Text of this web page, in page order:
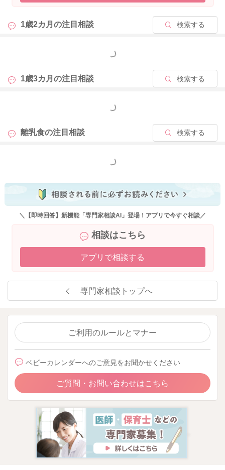
数日にわけて、卵黄1/4⇒1/3⇒1/2⇒1個と進めていきましょ
う。
固ゆでの卵白を耳かき1杯から、問題なければ耳かき2杯→3杯と
ポイントは、
・病院が空いている日に食べさせる
とおもうので、調べておくと安心ですよ。
またお困りの際にはご相談ください。
2026/1/6 17:24
1歳2カ月の注目相談 検索する
もっと見る
1歳3カ月の注目相談 検索する
もっと見る
離乳食の注目相談 検索する
もっと見る
＼【即時回答】新機能「専門家相談AI」登場！アプリで今すぐ相談／
相談はこちら
アプリで相談する
専門家相談トップへ
ご利用のルールとマナー
ベビーカレンダーへのご意見をお聞かせください
ご質問・お問い合わせはこちら